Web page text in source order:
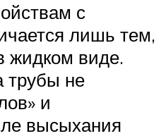
с
лишь тем,
жидком виде.
трубы не
и
высыхания